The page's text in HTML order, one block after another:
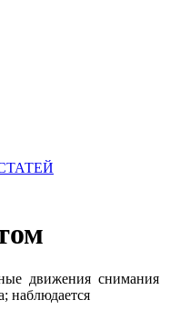
движения снимания
наблюдается